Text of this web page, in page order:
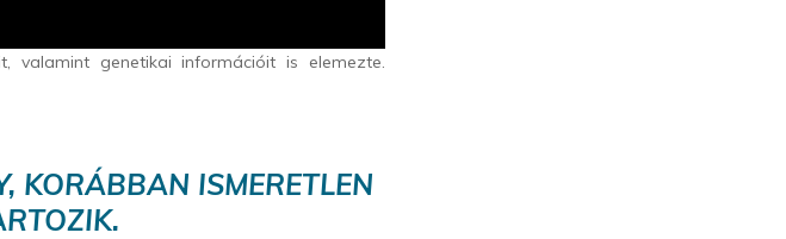
valamint genetikai információit is elemezte.
KORÁBBAN ISMERETLEN